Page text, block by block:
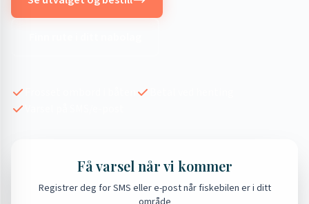
Få varsel når vi kommer
Registrer deg for SMS eller e-post når fiskebilen er i ditt